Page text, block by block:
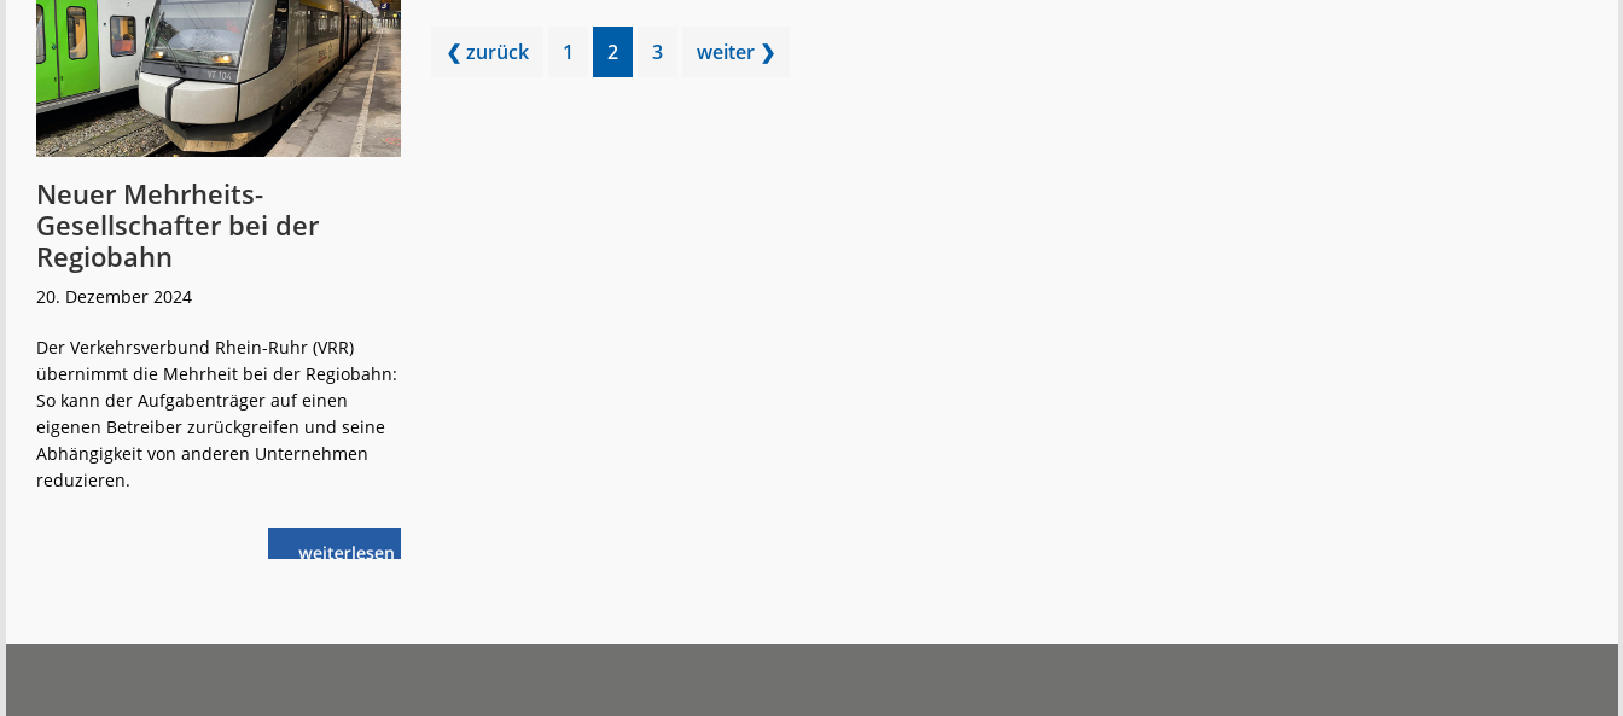
Neuer Mehrheits-
Gesellschafter bei der
Regiobahn
20. Dezember 2024
Der Verkehrsverbund Rhein-Ruhr (VRR)
übernimmt die Mehrheit bei der Regiobahn:
So kann der Aufgabenträger auf einen
eigenen Betreiber zurückgreifen und seine
Abhängigkeit von anderen Unternehmen
reduzieren.
weiterlese
nNeuer
❮ zurück
Go
1
Go
to
2
Go
3 weiter ❯